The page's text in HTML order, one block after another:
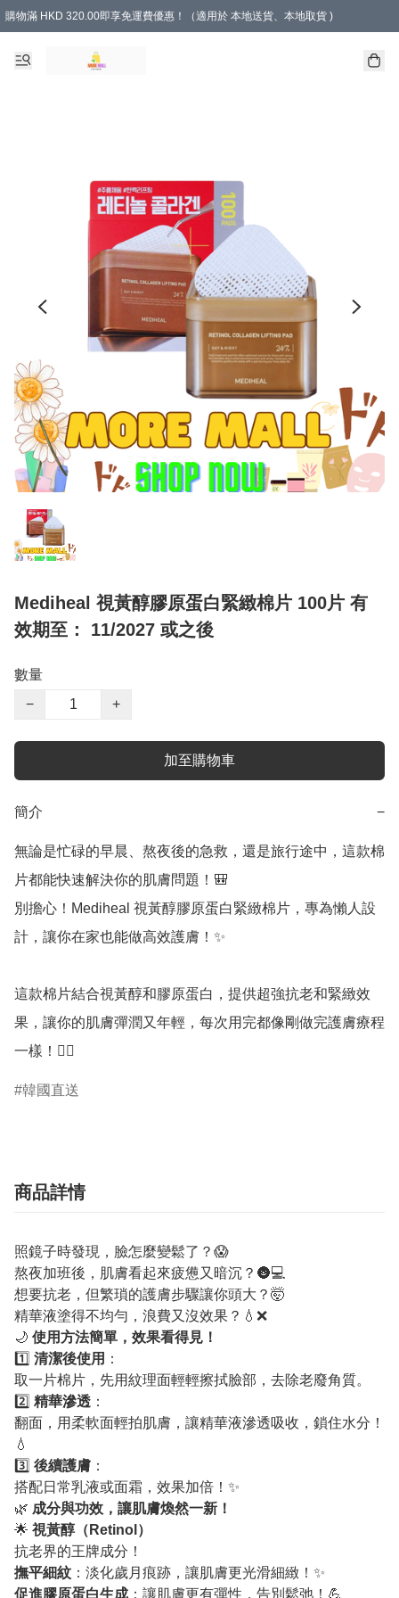
購物滿 HKD 320.00即享免運費優惠！（適用於 本地送貨、本地取貨 )
Mediheal 視黃醇膠原蛋白緊緻棉片 100片 有
效期至： 11/2027 或之後
數量
−
+
加至購物車
簡介 −
無論是忙碌的早晨、熬夜後的急救，還是旅行途中，這款棉
片都能快速解決你的肌膚問題！🎒
別擔心！Mediheal 視黃醇膠原蛋白緊緻棉片，專為懶人設
計，讓你在家也能做高效護膚！✨
這款棉片結合視黃醇和膠原蛋白，提供超強抗老和緊緻效
果，讓你的肌膚彈潤又年輕，每次用完都像剛做完護膚療程
一樣！💆‍♀️
韓國直送
商品詳情
照鏡子時發現，臉怎麼變鬆了？😱
熬夜加班後，肌膚看起來疲憊又暗沉？🌚💻
想要抗老，但繁瑣的護膚步驟讓你頭大？🤯
精華液塗得不均勻，浪費又沒效果？💧❌
🌙 使用方法簡單，效果看得見！
1️⃣ 清潔後使用 ：
取一片棉片，先用紋理面輕輕擦拭臉部，去除老廢角質。
2️⃣ 精華滲透 ：
翻面，用柔軟面輕拍肌膚，讓精華液滲透吸收，鎖住水分！
💧
3️⃣ 後續護膚 ：
搭配日常乳液或面霜，效果加倍！✨
🌿 成分與功效，讓肌膚煥然一新！
🌟 視黃醇（Retinol）
抗老界的王牌成分！
撫平細紋 ：淡化歲月痕跡，讓肌膚更光滑細緻！✨
促進膠原蛋白生成 ：讓肌膚更有彈性，告別鬆弛！💪